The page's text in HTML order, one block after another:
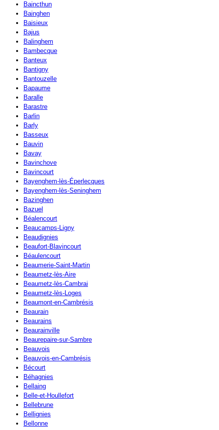
Baincthun
Bainghen
Baisieux
Bajus
Balinghem
Bambecque
Banteux
Bantigny
Bantouzelle
Bapaume
Baralle
Barastre
Barlin
Barly
Basseux
Bauvin
Bavay
Bavinchove
Bavincourt
Bayenghem-lès-Éperlecques
Bayenghem-lès-Seninghem
Bazinghen
Bazuel
Béalencourt
Beaucamps-Ligny
Beaudignies
Beaufort-Blavincourt
Béaulencourt
Beaumerie-Saint-Martin
Beaumetz-lès-Aire
Beaumetz-lès-Cambrai
Beaumetz-lès-Loges
Beaumont-en-Cambrésis
Beaurain
Beaurains
Beaurainville
Beaurepaire-sur-Sambre
Beauvois
Beauvois-en-Cambrésis
Bécourt
Béhagnies
Bellaing
Belle-et-Houllefort
Bellebrune
Bellignies
Bellonne